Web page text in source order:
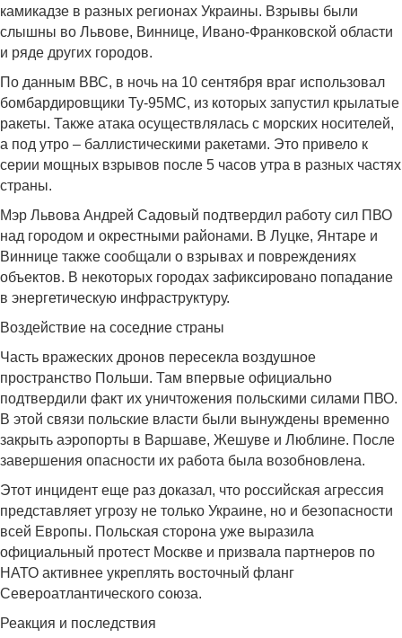
камикадзе в разных регионах Украины. Взрывы были
слышны во Львове, Виннице, Ивано-Франковской области
и ряде других городов.
По данным ВВС, в ночь на 10 сентября враг использовал
бомбардировщики Ту-95МС, из которых запустил крылатые
ракеты. Также атака осуществлялась с морских носителей,
а под утро – баллистическими ракетами. Это привело к
серии мощных взрывов после 5 часов утра в разных частях
страны.
Мэр Львова Андрей Садовый подтвердил работу сил ПВО
над городом и окрестными районами. В Луцке, Янтаре и
Виннице также сообщали о взрывах и повреждениях
объектов. В некоторых городах зафиксировано попадание
в энергетическую инфраструктуру.
Воздействие на соседние страны
Часть вражеских дронов пересекла воздушное
пространство Польши. Там впервые официально
подтвердили факт их уничтожения польскими силами ПВО.
В этой связи польские власти были вынуждены временно
закрыть аэропорты в Варшаве, Жешуве и Люблине. После
завершения опасности их работа была возобновлена.
Этот инцидент еще раз доказал, что российская агрессия
представляет угрозу не только Украине, но и безопасности
всей Европы. Польская сторона уже выразила
официальный протест Москве и призвала партнеров по
НАТО активнее укреплять восточный фланг
Североатлантического союза.
Реакция и последствия